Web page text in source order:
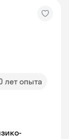
лет опыта